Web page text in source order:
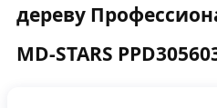
дереву
MD-STARS